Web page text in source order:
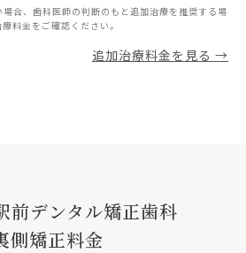
合、歯科医師の判断のもと追加治療を推奨する場
料金をご確認ください。
追加治療料金を見る →
前デンタル矯正歯科
側矯正料金